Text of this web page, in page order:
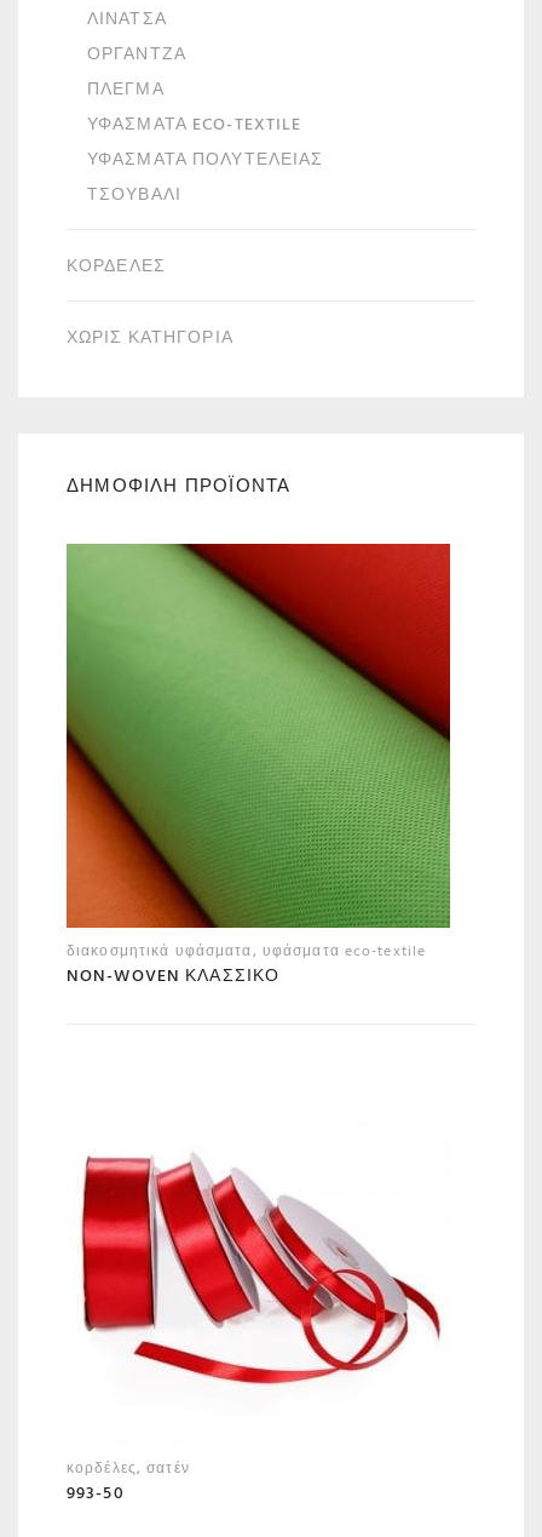
ΛΙΝΆΤΣΑ
ΟΡΓΆΝΤΖΑ
ΠΛΈΓΜΑ
ΥΦΆΣΜΑΤΑ ECO-TEXTILE
ΥΦΆΣΜΑΤΑ ΠΟΛΥΤΕΛΕΊΑΣ
ΤΣΟΥΒΆΛΙ
ΚΟΡΔΈΛΕΣ
ΧΩΡΙΣ ΚΑΤΗΓΟΡΙΑ
ΔΗΜΟΦΙΛΗ ΠΡΟΪΟΝΤΑ
διακοσμητικά υφάσματα, υφάσματα eco-textile
NON-WOVEN ΚΛΑΣΣΙΚΌ
κορδέλες,σατέν
993-50